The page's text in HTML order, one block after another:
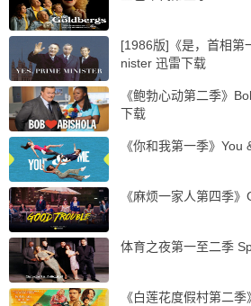
[1986版]《是，首相第
nister 迅雷下载
《鲍勃心动第二季》
下载
《你和我第一季》You
《麻烦一家人第四季
体育之夜第一至二季
《白莲花度假村第二